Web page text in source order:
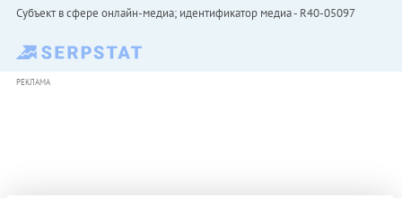
Субъект в сфере онлайн-медиа; идентификатор медиа - R40-05097
РЕКЛАМА